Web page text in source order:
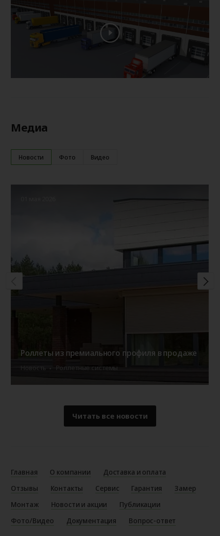
Медиа
Новости Фото Видео
Роллеты из премиального профиля в продаже
Новость Роллетные системы
Читать все новости
Главная О компании
Доставка и оплата
Отзывы
Контакты Сервис Гарантия
Замер
Монтаж
Новости и акции
Публикации
Фото/Видео
Документация Вопрос-ответ